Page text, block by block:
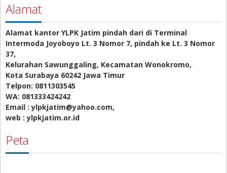
Alamat
Alamat kantor YLPK Jatim pindah dari di Terminal
Intermoda Joyoboyo Lt. 3 Nomor 7, pindah ke Lt. 3 Nomor
37,
Kelurahan Sawunggaling, Kecamatan Wonokromo,
Kota Surabaya 60242 Jawa Timur
Telpon: 0811303545
WA: 081333424242
Email : ylpkjatim@yahoo.com,
web : ylpkjatim.or.id
Peta